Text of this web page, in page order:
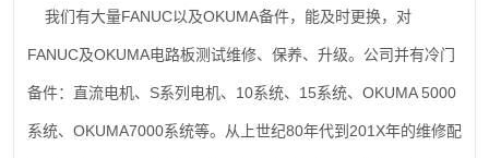
我们有大量FANUC以及OKUMA备件，能及时更换，对
FANUC及OKUMA电路板测试维修、保养、升级。公司并有冷门
备件：直流电机、 S系列电机、 10系统、 15系统、 OKUMA 5000
系统、 OKUMA7000系统等。从上世纪80年代到 201X年的维修配